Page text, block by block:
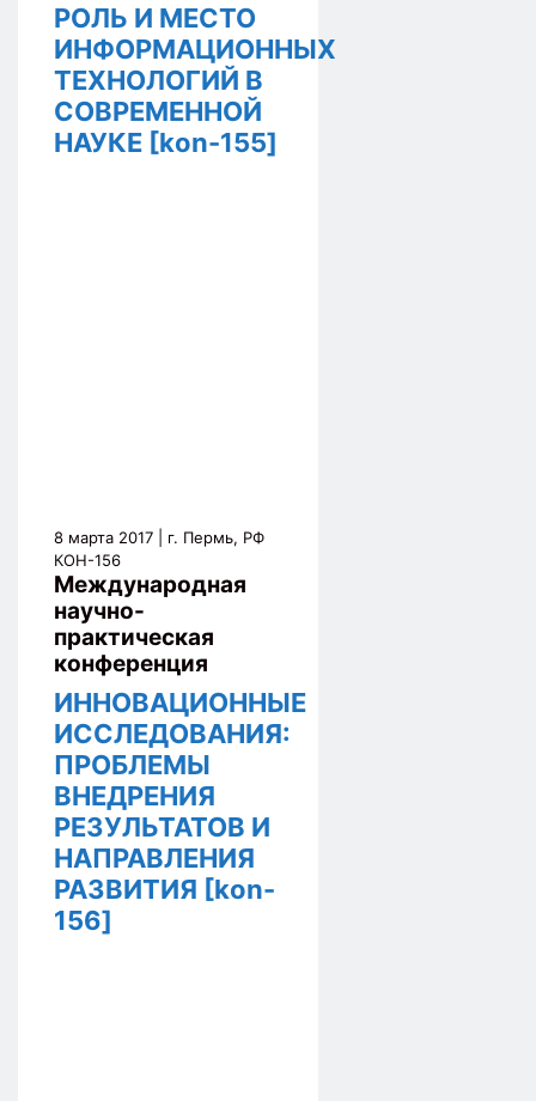
РОЛЬ И МЕСТО
ИНФОРМАЦИОННЫХ
ТЕХНОЛОГИЙ В
СОВРЕМЕННОЙ
НАУКЕ [kon-155]
8 марта 2017 | г. Пермь, РФ
КОН-156
Международная
научно-
практическая
конференция
ИННОВАЦИОННЫЕ
ИССЛЕДОВАНИЯ:
ПРОБЛЕМЫ
ВНЕДРЕНИЯ
РЕЗУЛЬТАТОВ И
НАПРАВЛЕНИЯ
РАЗВИТИЯ [kon-
156]